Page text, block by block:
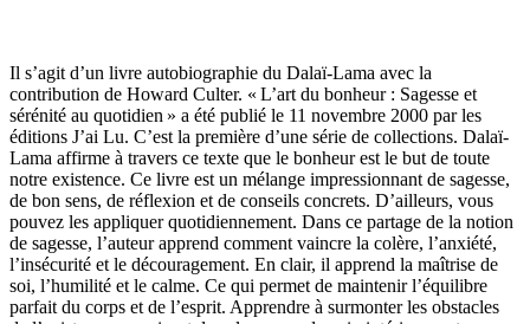
Il s’agit d’un livre autobiographie du Dalaï-Lama avec la
contribution de Howard Culter. « L’art du bonheur : Sagesse et
sérénité au quotidien » a été publié le 11 novembre 2000 par les
éditions J’ai Lu. C’est la première d’une série de collections. Dalaï-
Lama affirme à travers ce texte que le bonheur est le but de toute
notre existence. Ce livre est un mélange impressionnant de sagesse,
de bon sens, de réflexion et de conseils concrets. D’ailleurs, vous
pouvez les appliquer quotidiennement. Dans ce partage de la notion
de sagesse, l’auteur apprend comment vaincre la colère, l’anxiété,
l’insécurité et le découragement. En clair, il apprend la maîtrise de
soi, l’humilité et le calme. Ce qui permet de maintenir l’équilibre
parfait du corps et de l’esprit. Apprendre à surmonter les obstacles